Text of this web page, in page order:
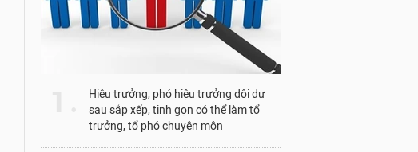
Hiệu trưởng, phó hiệu trưởng dôi dư
sau sắp xếp, tinh gọn có thể làm tổ
trưởng, tổ phó chuyên môn